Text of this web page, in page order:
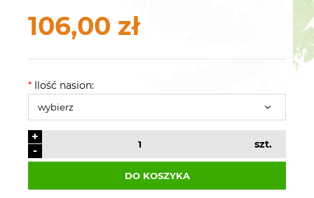
106,00 zł
* Ilość nasion:
-
+
szt.
DO KOSZYKA